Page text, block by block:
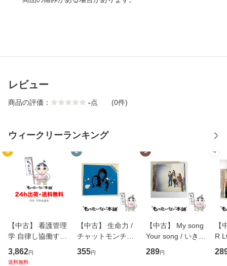
レビュー
商品の評価： -点 (0件)
ウィークリーランキング
1
【中古】 看護管理
学 自律し協働する
専門職の看護マネ
ジメントスキル 改
3,862円
送料無料
2
【中古】 生命力 /
チャットモンチー /
キューンレコード
[CD]【メール便送
355円
3
【中古】 My song
Your song / いきも
のがかり / [CD]
【メール便送料無
289円
4
【
R
産